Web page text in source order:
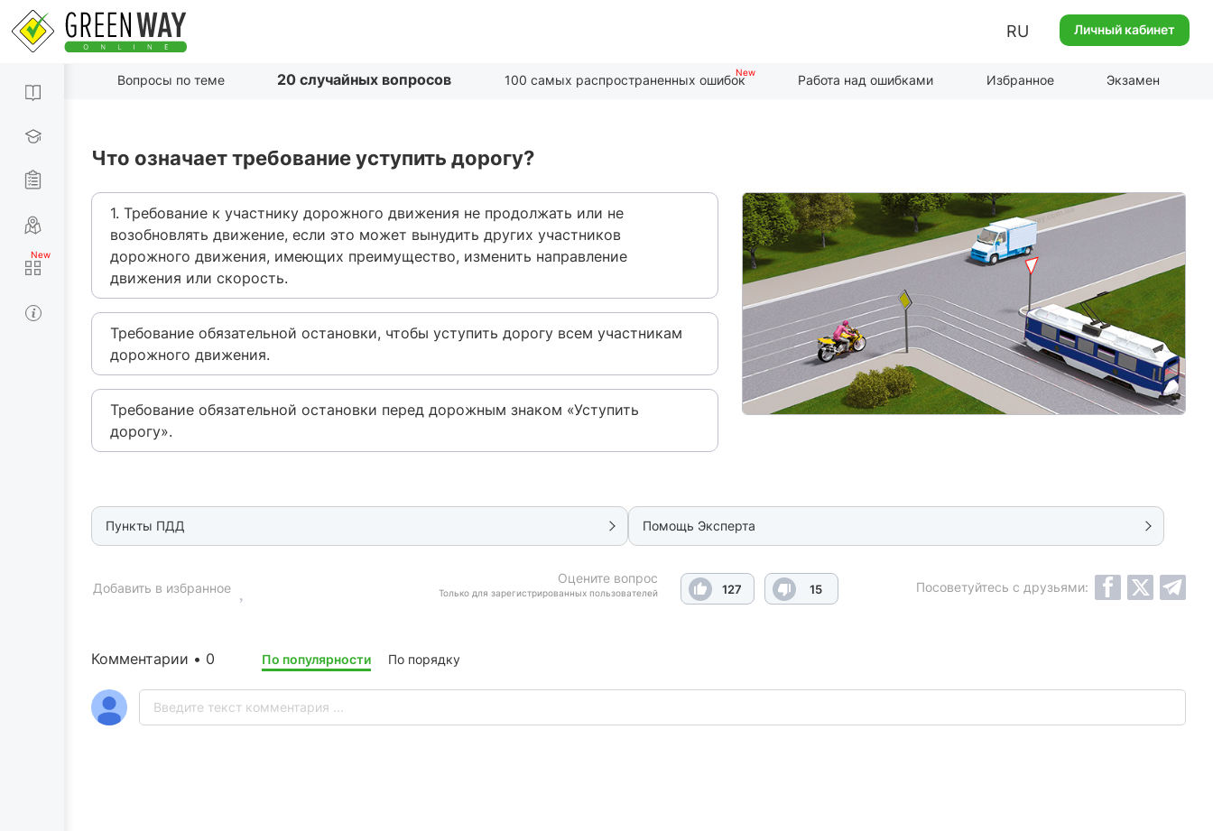
RU Личный кабинет
Вопросы по теме 20 случайных вопросов 100 самых распространенных ошибок Работа над ошибками Избранное Экзамен
Что означает требование уступить дорогу?
1. Требование к участнику дорожного движения не продолжать или не
возобновлять движение, если это может вынудить других участников
дорожного движения, имеющих преимущество, изменить направление
движения или скорость.
Требование обязательной остановки, чтобы уступить дорогу всем участникам
дорожного движения.
Требование обязательной остановки перед дорожным знаком «Уступить
дорогу».
Пункты ПДД Помощь Эксперта
Оцените вопрос
Только для зарегистрированных пользователей 127 15
Добавить в избранное Посоветуйтесь с друзьями:
Комментарии • 0 По популярности По порядку